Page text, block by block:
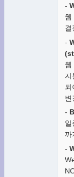
-
웹
결
-
웹
지
되
변
-
일
까
-